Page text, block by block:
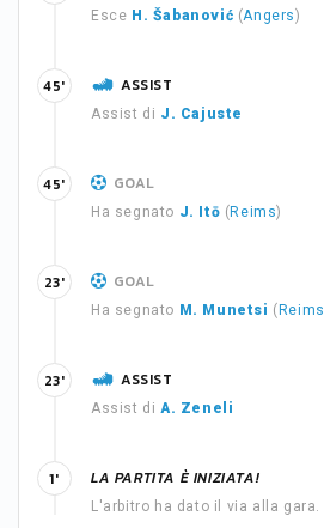
Esce H. Šabanović (Angers)
ASSIST
Assist di J. Cajuste
45'
GOAL
Ha segnato J. Itō ( Reims)
45'
GOAL
Ha segnato M. Munetsi ( Reims
23'
ASSIST
Assist di A. Zeneli
23'
LA PARTITA È INIZIATA!
L'arbitro ha dato il via alla gara.
1'